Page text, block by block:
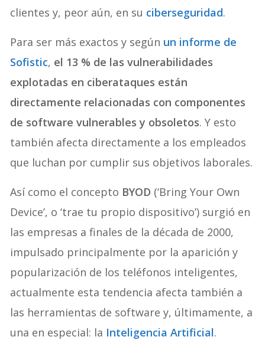
clientes y, peor aún, en su ciberseguridad.
Para ser más exactos y según un informe de
Sofistic, el 13 % de las vulnerabilidades
explotadas en ciberataques están
directamente relacionadas con componentes
de software vulnerables y obsoletos. Y esto
también afecta directamente a los empleados
que luchan por cumplir sus objetivos laborales.
Así como el concepto BYOD (‘Bring Your Own
Device’, o ‘trae tu propio dispositivo’) surgió en
las empresas a finales de la década de 2000,
impulsado principalmente por la aparición y
popularización de los teléfonos inteligentes,
actualmente esta tendencia afecta también a
las herramientas de software y, últimamente, a
una en especial: la Inteligencia Artificial.